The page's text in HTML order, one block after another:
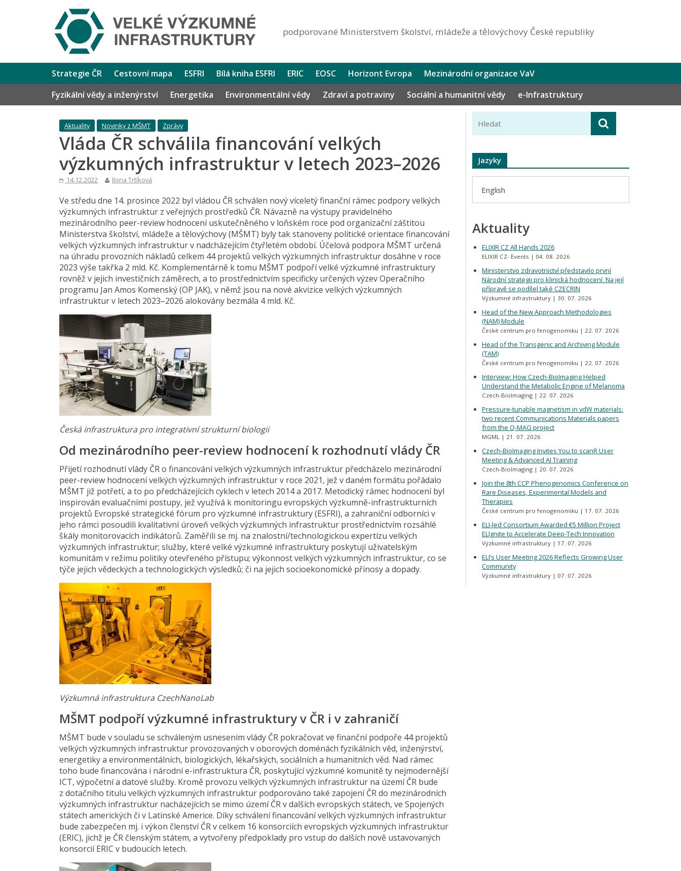
podporované Ministerstvem školství, mládeže a tělovýchovy České republiky
Strategie ČR Cestovní mapa ESFRI Bílá kniha ESFRI ERIC EOSC Horizont Evropa
Mezinárodní organizace VaV
Fyzikální vědy a inženýrství
Energetika Environmentální vědy Zdraví a potraviny Sociální a humanitní vědy e-Infrastruktury
Aktuality Novinky z MŠMT Zprávy
Vláda ČR schválila financování velkých
výzkumných infrastruktur v letech 2023–2026
14.12.2022 Ilona Trtíková
Ve středu dne 14. prosince 2022 byl vládou ČR schválen nový víceletý finanční rámec podpory velkých
výzkumných infrastruktur z veřejných prostředků ČR. Návazně na výstupy pravidelného
mezinárodního peer-review hodnocení uskutečněného v loňském roce pod organizační záštitou
Ministerstva školství, mládeže a tělovýchovy (MŠMT) byly tak stanoveny politické orientace financování
velkých výzkumných infrastruktur v nadcházejícím čtyřletém období. Účelová podpora MŠMT určená
na úhradu provozních nákladů celkem 44 projektů velkých výzkumných infrastruktur dosáhne v roce
2023 výše takřka 2 mld. Kč. Komplementárně k tomu MŠMT podpoří velké výzkumné infrastruktury
rovněž v jejich investičních záměrech, a to prostřednictvím specificky určených výzev Operačního
programu Jan Amos Komenský (OP JAK), v němž jsou na nové akvizice velkých výzkumných
infrastruktur v letech 2023–2026 alokovány bezmála 4 mld. Kč.
Česká infrastruktura pro integrativní strukturní biologii
Od mezinárodního peer-review hodnocení k rozhodnutí vlády ČR
Přijetí rozhodnutí vlády ČR o financování velkých výzkumných infrastruktur předcházelo mezinárodní
peer-review hodnocení velkých výzkumných infrastruktur v roce 2021, jež v daném formátu pořádalo
MŠMT již potřetí, a to po předcházejících cyklech v letech 2014 a 2017. Metodický rámec hodnocení byl
inspirován evaluačními postupy, jež využívá k monitoringu evropských výzkumně-infrastrukturních
projektů Evropské strategické fórum pro výzkumné infrastruktury (ESFRI), a zahraniční odborníci v
jeho rámci posoudili kvalitativní úroveň velkých výzkumných infrastruktur prostřednictvím rozsáhlé
škály monitorovacích indikátorů. Zaměřili se mj. na znalostní/technologickou expertízu velkých
výzkumných infrastruktur; služby, které velké výzkumné infrastruktury poskytují uživatelským
komunitám v režimu politiky otevřeného přístupu; výkonnost velkých výzkumných infrastruktur, co se
týče jejich vědeckých a technologických výsledků; či na jejich socioekonomické přínosy a dopady.
Výzkumná infrastruktura CzechNanoLab
MŠMT podpoří výzkumné infrastruktury v ČR i v zahraničí
MŠMT bude v souladu se schváleným usnesením vlády ČR pokračovat ve finanční podpoře 44 projektů
velkých výzkumných infrastruktur provozovaných v oborových doménách fyzikálních věd, inženýrství,
energetiky a environmentálních, biologických, lékařských, sociálních a humanitních věd. Nad rámec
toho bude financována i národní e-infrastruktura ČR, poskytující výzkumné komunitě ty nejmodernější
ICT, výpočetní a datové služby. Kromě provozu velkých výzkumných infrastruktur na území ČR bude
z dotačního titulu velkých výzkumných infrastruktur podporováno také zapojení ČR do mezinárodních
výzkumných infrastruktur nacházejících se mimo území ČR v dalších evropských státech, ve Spojených
státech amerických či v Latinské Americe. Díky schválení financování velkých výzkumných infrastruktur
bude zabezpečen mj. i výkon členství ČR v celkem 16 konsorciích evropských výzkumných infrastruktur
(ERIC), jichž je ČR členským státem, a vytvořeny předpoklady pro vstup do dalších nově ustavovaných
konsorcií ERIC v budoucích letech.
Jazyky
English
Aktuality
ELIXIR CZ All Hands 2026
ELIXIR CZ- Events 04. 08. 2026
Ministerstvo zdravotnictví představilo první
Národní strategii pro klinická hodnocení. Na její
přípravě se podílel také CZECRIN
Výzkumné infrastruktury 30. 07. 2026
Head of the New Approach Methodologies
(NAM) Module
České centrum pro fenogenomiku 22. 07. 2026
Head of the Transgenic and Archiving Module
(TAM)
České centrum pro fenogenomiku 22. 07. 2026
Interview: How Czech-BioImaging Helped
Understand the Metabolic Engine of Melanoma
Czech-BioImaging 22. 07. 2026
Pressure-tunable magnetism in vdW materials:
two recent Communications Materials papers
from the Q-MAG project
MGML 21. 07. 2026
Czech-BioImaging Invites You to scanR User
Meeting & Advanced AI Training
Czech-BioImaging 20. 07. 2026
Join the 8th CCP Phenogenomics Conference on
Rare Diseases, Experimental Models and
Therapies
České centrum pro fenogenomiku 17. 07. 2026
ELI-led Consortium Awarded €5 Million Project
ELIgnite to Accelerate Deep-Tech Innovation
Výzkumné infrastruktury 17. 07. 2026
ELI’s User Meeting 2026 Reflects Growing User
Community
Výzkumné infrastruktury 07. 07. 2026